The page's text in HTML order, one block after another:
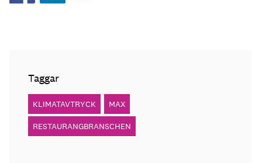
Taggar
KLIMATAVTRYCK MAX
RESTAURANGBRANSCHEN